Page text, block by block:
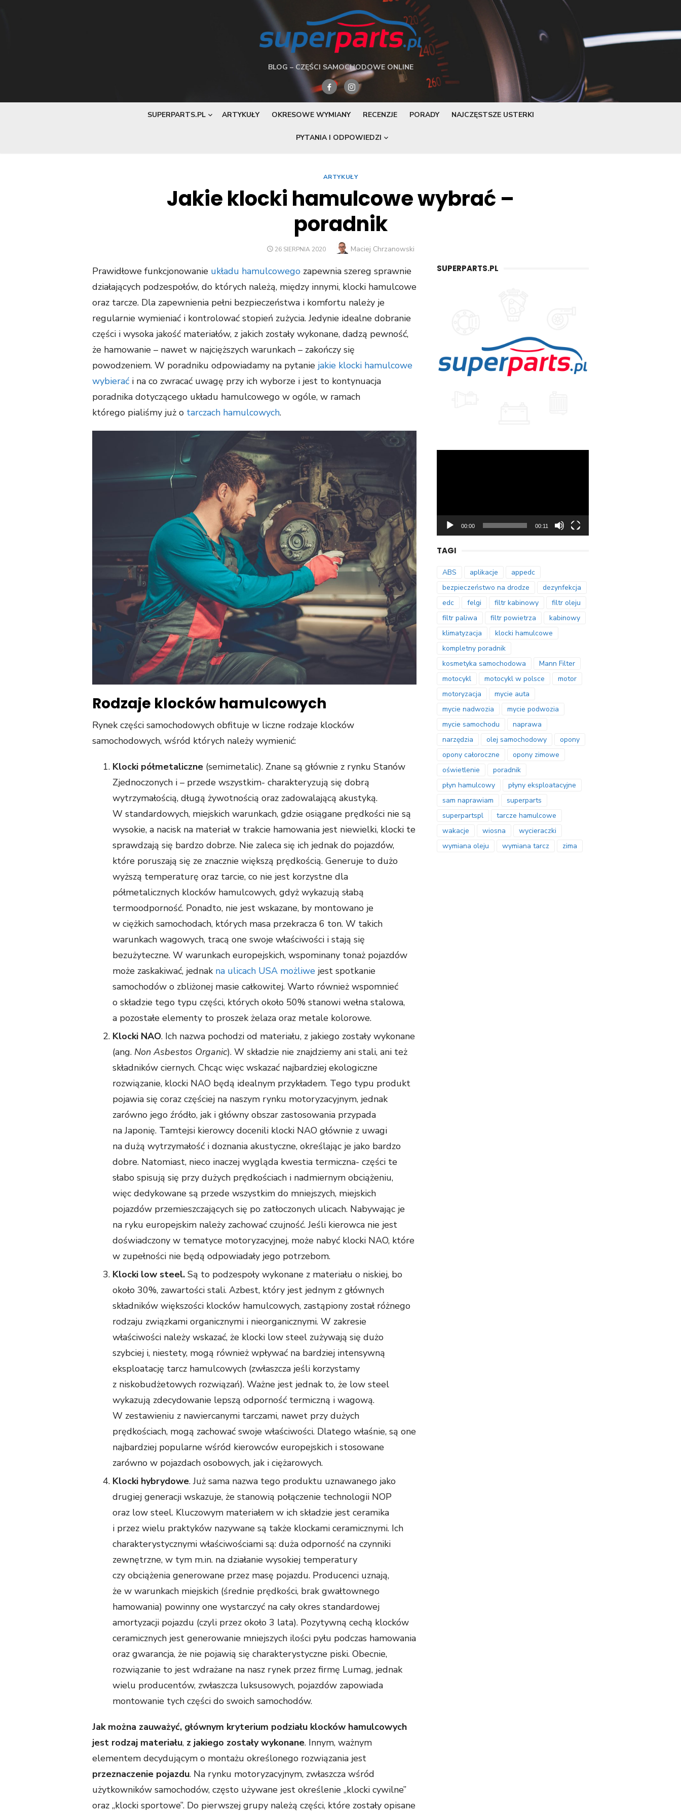
BLOG – CZĘŚCI SAMOCHODOWE ONLINE
SUPERPARTS.PL ARTYKUŁY OKRESOWE WYMIANY RECENZJE PORADY NAJCZĘSTSZE USTERKI
PYTANIA I ODPOWIEDZI
ARTYKUŁY
Jakie klocki hamulcowe wybrać –
poradnik
POSTED
26 SIERPNIA 2020 Author
Maciej Chrzanowski
Prawidłowe funkcjonowanie układu hamulcowego zapewnia szereg sprawnie
działających podzespołów, do których należą, między innymi, klocki hamulcowe
oraz tarcze. Dla zapewnienia pełni bezpieczeństwa i komfortu należy je
regularnie wymieniać i kontrolować stopień zużycia. Jedynie idealne dobranie
części i wysoka jakość materiałów, z jakich zostały wykonane, dadzą pewność,
że hamowanie – nawet w najcięższych warunkach – zakończy się
powodzeniem. W poradniku odpowiadamy na pytanie jakie klocki hamulcowe
wybierać i na co zwracać uwagę przy ich wyborze i jest to kontynuacja
poradnika dotyczącego układu hamulcowego w ogóle, w ramach
którego pialiśmy już o tarczach hamulcowych.
Rodzaje klocków hamulcowych
Rynek części samochodowych obfituje w liczne rodzaje klocków
samochodowych, wśród których należy wymienić:
Klocki półmetaliczne (semimetalic). Znane są głównie z rynku Stanów
Zjednoczonych i – przede wszystkim- charakteryzują się dobrą
wytrzymałością, długą żywotnością oraz zadowalającą akustyką.
W standardowych, miejskich warunkach, gdzie osiągane prędkości nie są
wysokie, a nacisk na materiał w trakcie hamowania jest niewielki, klocki te
sprawdzają się bardzo dobrze. Nie zaleca się ich jednak do pojazdów,
które poruszają się ze znacznie większą prędkością. Generuje to dużo
wyższą temperaturę oraz tarcie, co nie jest korzystne dla
półmetalicznych klocków hamulcowych, gdyż wykazują słabą
termoodporność. Ponadto, nie jest wskazane, by montowano je
w ciężkich samochodach, których masa przekracza 6 ton. W takich
warunkach wagowych, tracą one swoje właściwości i stają się
bezużyteczne. W warunkach europejskich, wspominany tonaż pojazdów
może zaskakiwać, jednak na ulicach USA możliwe jest spotkanie
samochodów o zbliżonej masie całkowitej. Warto również wspomnieć
o składzie tego typu części, których około 50% stanowi wełna stalowa,
a pozostałe elementy to proszek żelaza oraz metale kolorowe.
Klocki NAO. Ich nazwa pochodzi od materiału, z jakiego zostały wykonane
(ang. Non Asbestos Organic). W składzie nie znajdziemy ani stali, ani też
składników ciernych. Chcąc więc wskazać najbardziej ekologiczne
rozwiązanie, klocki NAO będą idealnym przykładem. Tego typu produkt
pojawia się coraz częściej na naszym rynku motoryzacyjnym, jednak
zarówno jego źródło, jak i główny obszar zastosowania przypada
na Japonię. Tamtejsi kierowcy docenili klocki NAO głównie z uwagi
na dużą wytrzymałość i doznania akustyczne, określając je jako bardzo
dobre. Natomiast, nieco inaczej wygląda kwestia termiczna- części te
słabo spisują się przy dużych prędkościach i nadmiernym obciążeniu,
więc dedykowane są przede wszystkim do mniejszych, miejskich
pojazdów przemieszczających się po zatłoczonych ulicach. Nabywając je
na ryku europejskim należy zachować czujność. Jeśli kierowca nie jest
doświadczony w tematyce motoryzacyjnej, może nabyć klocki NAO, które
w zupełności nie będą odpowiadały jego potrzebom.
Klocki low steel. Są to podzespoły wykonane z materiału o niskiej, bo
około 30%, zawartości stali. Azbest, który jest jednym z głównych
składników większości klocków hamulcowych, zastąpiony został różnego
rodzaju związkami organicznymi i nieorganicznymi. W zakresie
właściwości należy wskazać, że klocki low steel zużywają się dużo
szybciej i, niestety, mogą również wpływać na bardziej intensywną
eksploatację tarcz hamulcowych (zwłaszcza jeśli korzystamy
z niskobudżetowych rozwiązań). Ważne jest jednak to, że low steel
wykazują zdecydowanie lepszą odporność termiczną i wagową.
W zestawieniu z nawiercanymi tarczami, nawet przy dużych
prędkościach, mogą zachować swoje właściwości. Dlatego właśnie, są one
najbardziej popularne wśród kierowców europejskich i stosowane
zarówno w pojazdach osobowych, jak i ciężarowych.
Klocki hybrydowe. Już sama nazwa tego produktu uznawanego jako
drugiej generacji wskazuje, że stanowią połączenie technologii NOP
oraz low steel. Kluczowym materiałem w ich składzie jest ceramika
i przez wielu praktyków nazywane są także klockami ceramicznymi. Ich
charakterystycznymi właściwościami są: duża odporność na czynniki
zewnętrzne, w tym m.in. na działanie wysokiej temperatury
czy obciążenia generowane przez masę pojazdu. Producenci uznają,
że w warunkach miejskich (średnie prędkości, brak gwałtownego
hamowania) powinny one wystarczyć na cały okres standardowej
amortyzacji pojazdu (czyli przez około 3 lata). Pozytywną cechą klocków
ceramicznych jest generowanie mniejszych ilości pyłu podczas hamowania
oraz gwarancja, że nie pojawią się charakterystyczne piski. Obecnie,
rozwiązanie to jest wdrażane na nasz rynek przez firmę Lumag, jednak
wielu producentów, zwłaszcza luksusowych, pojazdów zapowiada
montowanie tych części do swoich samochodów.
Jak można zauważyć, głównym kryterium podziału klocków hamulcowych
jest rodzaj materiału, z jakiego zostały wykonane. Innym, ważnym
elementem decydującym o montażu określonego rozwiązania jest
przeznaczenie pojazdu. Na rynku motoryzacyjnym, zwłaszcza wśród
użytkowników samochodów, często używane jest określenie „klocki cywilne”
oraz „klocki sportowe”. Do pierwszej grupy należą części, które zostały opisane
SUPERPARTS.PL
00:00 00:11
TAGI
ABS aplikacje
appedc
bezpieczeństwo na drodze
dezynfekcja
edc
felgi filtr kabinowy
filtr oleju
filtr paliwa
filtr powietrza
kabinowy
klimatyzacja
klocki hamulcowe
kompletny poradnik
kosmetyka samochodowa
Mann Filter
motocykl
motocykl w polsce
motor
motoryzacja
mycie auta
mycie nadwozia
mycie podwozia
mycie samochodu
naprawa
narzędzia
olej samochodowy
opony
opony całoroczne
opony zimowe
oświetlenie
poradnik
płyn hamulcowy
płyny eksploatacyjne
sam naprawiam
superparts
superpartspl
tarcze hamulcowe
wakacje
wiosna
wycieraczki
wymiana oleju
wymiana tarcz zima